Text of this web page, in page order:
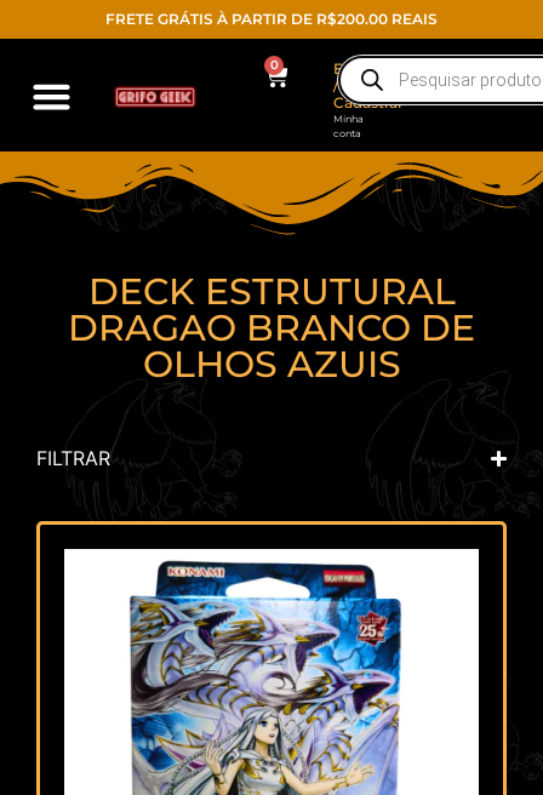
FRETE GRÁTIS À PARTIR DE R$200.00 REAIS
0
Entrar
/
Cadastrar
Minha
conta
DECK ESTRUTURAL
DRAGAO BRANCO DE
OLHOS AZUIS
FILTRAR